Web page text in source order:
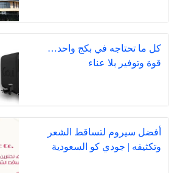
كل ما تحتاجه في بكج واحد…
قوة وتوفير بلا عناء
أفضل سيروم لتساقط الشعر
وتكثيفه | جودي كو السعودية